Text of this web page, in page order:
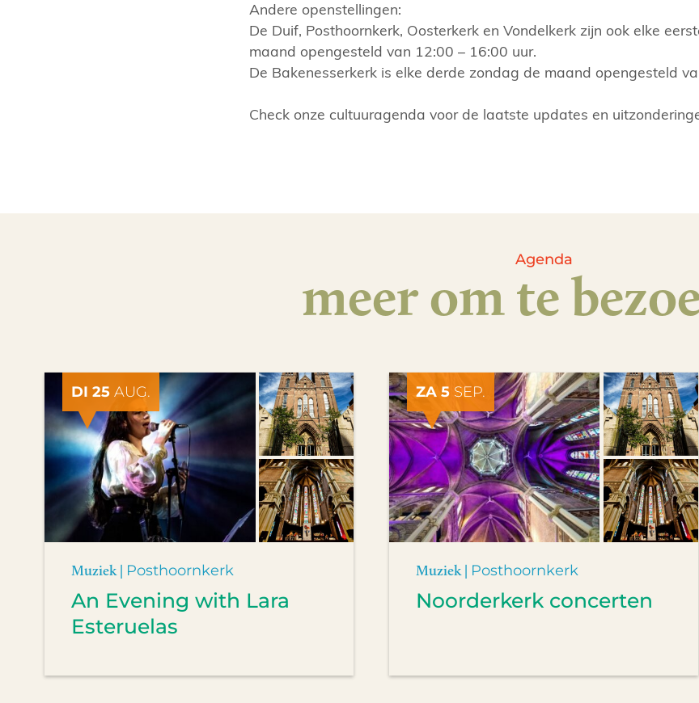
Andere openstellingen:
De Duif, Posthoornkerk, Oosterkerk en Vondelkerk zijn ook elke
maand opengesteld van 12:00 – 16:00 uur.
De Bakenesserkerk is elke derde zondag de maand opengesteld
Check onze cultuuragenda voor de laatste updates en
Agenda
meer om te
DI 25 AUG.
Muziek | Posthoornkerk
An Evening with Lara
Esteruelas
ZA 5SEP.
Muziek | Posthoornkerk
Noorderkerk concerten